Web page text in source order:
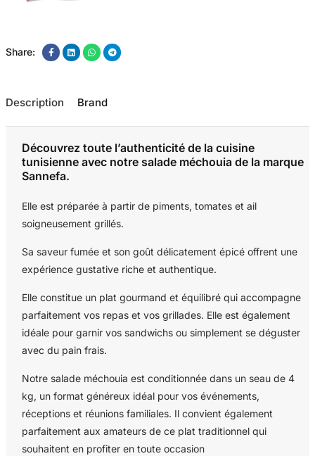
Share:
Description Brand
Découvrez toute l’authenticité de la cuisine
tunisienne avec notre salade méchouia de la marque
Sannefa.
Elle est préparée à partir de piments, tomates et ail
soigneusement grillés.
Sa saveur fumée et son goût délicatement épicé offrent une
expérience gustative riche et authentique.
Elle constitue un plat gourmand et équilibré qui accompagne
parfaitement vos repas et vos grillades. Elle est également
idéale pour garnir vos sandwichs ou simplement se déguster
avec du pain frais.
Notre salade méchouia est conditionnée dans un seau de 4
kg, un format généreux idéal pour vos événements,
réceptions et réunions familiales. Il convient également
parfaitement aux amateurs de ce plat traditionnel qui
souhaitent en profiter en toute occasion